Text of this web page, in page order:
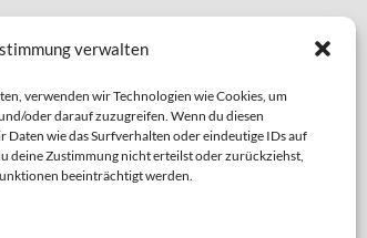
verwalten
verwenden wir Technologien wie Cookies, um
oder darauf zuzugreifen. Wenn du diesen
wie das Surfverhalten oder eindeutige IDs auf
deine Zustimmung nicht erteilst oder zurückziehst,
beeinträchtigt werden.